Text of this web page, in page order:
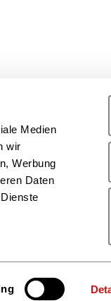
Medien
wir
Werbung
Daten